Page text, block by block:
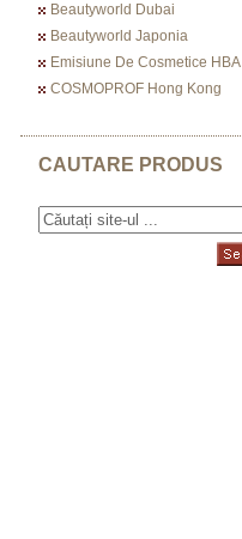
Beautyworld Dubai
Beautyworld Japonia
Emisiune De Cosmetice HBA
COSMOPROF Hong Kong
CAUTARE PRODUS